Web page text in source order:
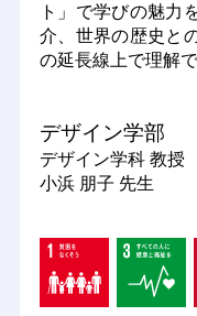
ト」で学びの魅力
介、世界の歴史と
の延長線上で理解
デザイン学部
デザイン学科 教授
小浜 朋子 先生